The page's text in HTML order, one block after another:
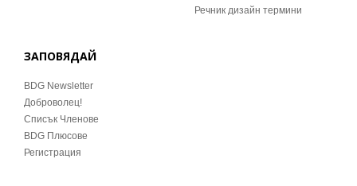
Речник дизайн термини
ЗАПОВЯДАЙ
BDG Newsletter
Доброволец!
Списък Членове
BDG Плюсове
Регистрация